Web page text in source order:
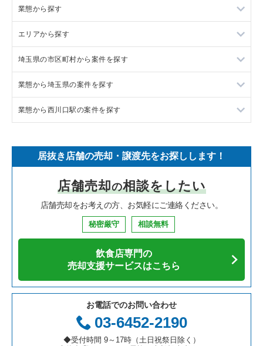
業態から探す
ラーメンの居抜き売却物件の案件一覧
フランス料理の居抜き売却物件の案件一覧
イタリア料理の居抜き売却物件の案件一覧
中華の居抜き売却物件の案件一覧
寿司の居抜き売却物件の案件一覧
焼肉の居抜き売却物件の案件一覧
鉄板焼き・お好み焼の居抜き売却物件の案件一覧
カフェの居抜き売却物件の案件一覧
テイクアウトの居抜き売却物件の案件一覧
お弁当・惣菜・デリの居抜き売却物件の案件一覧
カラオケ・パブ・スナックの居抜き売却物件の案件一覧
エリアから探す
東京23区の飲食店の居抜き売却物件の案件一覧
東京都下の飲食店の居抜き売却物件の案件一覧
千葉県の飲食店の居抜き売却物件の案件一覧
神奈川県の飲食店の居抜き売却物件の案件一覧
大阪府の飲食店の居抜き売却物件の案件一覧
兵庫県の飲食店の居抜き売却物件の案件一覧
愛知県の飲食店の居抜き売却物件の案件一覧
岐阜県の飲食店の居抜き売却物件の案件一覧
三重県の飲食店の居抜き売却物件の案件一覧
埼玉県の市区町村から案件を探す
上尾市の飲食店の居抜き売却物件の案件一覧
吉川市の飲食店の居抜き売却物件の案件一覧
さいたま市浦和区の飲食店の居抜き売却物件の案件一覧
さいたま市大宮区の飲食店の居抜き売却物件の案件一覧
入間市の飲食店の居抜き売却物件の案件一覧
久喜市の飲食店の居抜き売却物件の案件一覧
富士見市の飲食店の居抜き売却物件の案件一覧
ふじみ野市の飲食店の居抜き売却物件の案件一覧
朝霞市の飲食店の居抜き売却物件の案件一覧
業態から埼玉県の案件を探す
埼玉県のラーメンの居抜き売却物件の案件一覧
埼玉県のイタリア料理の居抜き売却物件の案件一覧
埼玉県の中華の居抜き売却物件の案件一覧
埼玉県のそば・うどんの居抜き売却物件の案件一覧
埼玉県の焼肉の居抜き売却物件の案件一覧
埼玉県の鉄板焼き・お好み焼の居抜き売却物件の案件一覧
埼玉県のアジア料理の居抜き売却物件の案件一覧
埼玉県のカフェの居抜き売却物件の案件一覧
業態から西川口駅の案件を探す
西川口駅のテイクアウトの居抜き売却物件の案件一覧
西川口駅のカラオケ・パブ・スナックの居抜き売却物件の案件
西川口駅のバーの居抜き売却物件の案件一覧
西川口駅の居酒屋・ダイニングバーの居抜き売却物件の案件一
西川口駅の和食の居抜き売却物件の案件一覧
西川口駅の洋食の居抜き売却物件の案件一覧
西川口駅のその他の居抜き売却物件の案件一覧
居抜き店舗の売却・譲渡先をお探しします！
店舗売却の相談をしたい
店舗売却をお考えの方、お気軽にご連絡ください。
秘密厳守 相談無料
飲食店専門の
売却支援サービスはこちら
お電話でのお問い合わせ
03-6452-2190
◆受付時間 9～17時（土日祝祭日除く）